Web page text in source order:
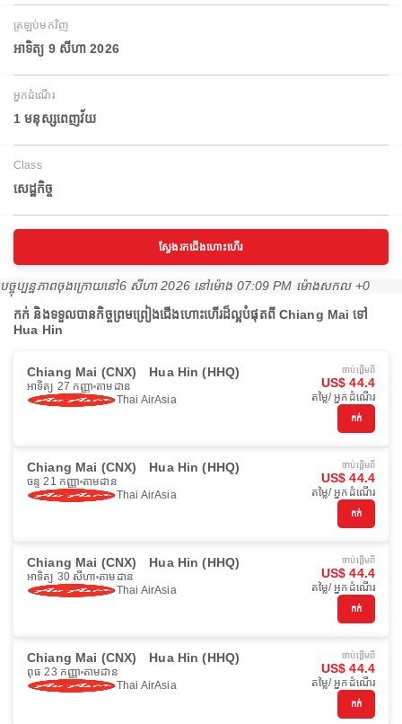
ត្រឡប់មកវិញ
អាទិត្យ 9 សីហា 2026
អ្នកដំណើរ
1 មនុស្សពេញវ័យ
Class
សេដ្ឋកិច្ច
ស្វែងរកជើងហោះហើរ
បច្ចុប្បន្នភាពចុងក្រោយនៅ6 សីហា 2026 នៅ​ម៉ោង 07:09 PM ម៉ោង​សកល +0
កក់ និងទទួលបានកិច្ចព្រមព្រៀងជើងហោះហើរដ៏ល្អបំផុតពី Chiang Mai ទៅ
Hua Hin
Chiang Mai (CNX) Hua Hin (HHQ)
អាទិត្យ 27 កញ្ញា តាមដាន
Thai AirAsia
ចាប់ផ្ដើមពី
US$ 44.4
តម្លៃ/ អ្នកដំណើរ
កក់
Chiang Mai (CNX) Hua Hin (HHQ)
ចន្ទ 21 កញ្ញា តាមដាន
Thai AirAsia
ចាប់ផ្ដើមពី
US$ 44.4
តម្លៃ/ អ្នកដំណើរ
កក់
Chiang Mai (CNX) Hua Hin (HHQ)
អាទិត្យ 30 សីហា តាមដាន
Thai AirAsia
ចាប់ផ្ដើមពី
US$ 44.4
តម្លៃ/ អ្នកដំណើរ
កក់
Chiang Mai (CNX) Hua Hin (HHQ)
ពុធ 23 កញ្ញា តាមដាន
Thai AirAsia
ចាប់ផ្ដើមពី
US$ 44.4
តម្លៃ/ អ្នកដំណើរ
កក់